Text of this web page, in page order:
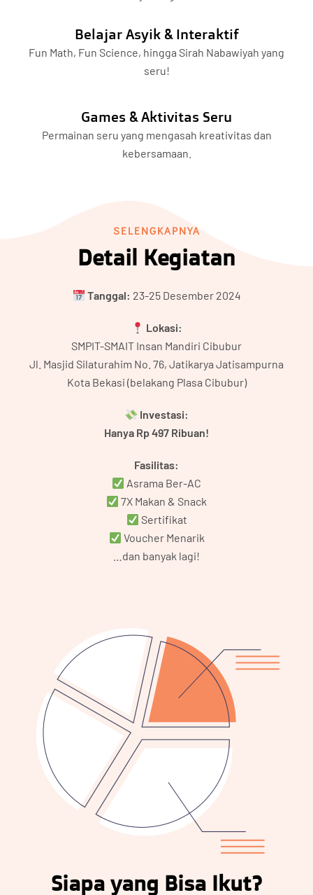
Belajar Asyik & Interaktif
Fun Math, Fun Science, hingga Sirah Nabawiyah yang
seru!
Games & Aktivitas Seru
Permainan seru yang mengasah kreativitas dan
kebersamaan.
SELENGKAPNYA
Detail Kegiatan
Tanggal: 23-25 Desember 2024
Lokasi:
SMPIT-SMAIT Insan Mandiri Cibubur
Jl. Masjid Silaturahim No. 76, Jatikarya Jatisampurna
Kota Bekasi (belakang Plasa Cibubur)
Investasi:
Hanya Rp 497 Ribuan!
Fasilitas:
Asrama Ber-AC
7X Makan & Snack
Sertifikat
Voucher Menarik
…dan banyak lagi!
Siapa yang Bisa Ikut?